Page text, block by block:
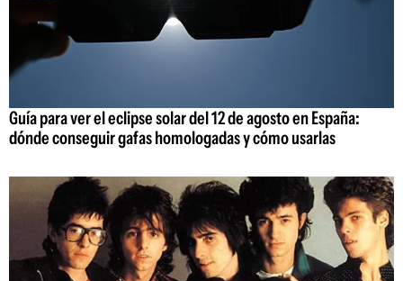
Guía para ver el eclipse solar del 12 de agosto en España:
dónde conseguir gafas homologadas y cómo usarlas